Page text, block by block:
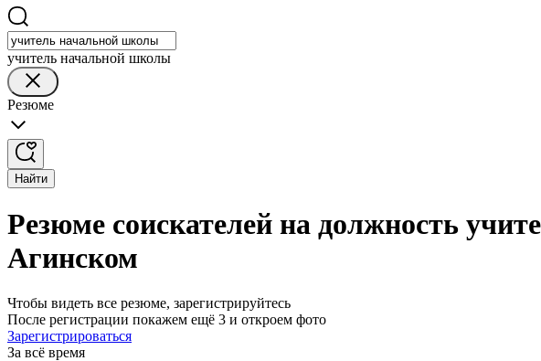
учитель начальной школы
Резюме
Найти
Резюме соискателей на должность
Агинском
Чтобы видеть все резюме, зарегистрируйтесь
После регистрации покажем ещё 3 и откроем фото
Зарегистрироваться
За всё время